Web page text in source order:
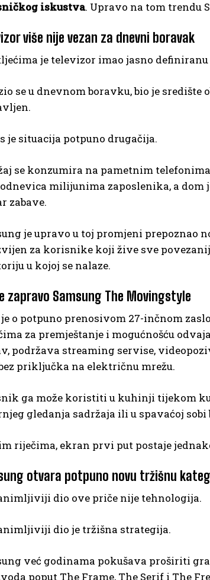
iskustva. Upravo na tom trendu
više nije vezan za dnevni boravak
je televizor imao jasno definiranu
se u dnevnom boravku, bio je
je situacija potpuno drugačija.
se konzumira na pametnim
milijunima zaposlenika, a dom
zabave.
je upravo u toj promjeni
za korisnike koji žive sve
u kojoj se nalaze.
zapravo Samsung The Movingstyle
je o potpuno prenosivom 27-inčnom
za premještanje i mogućnošću
podržava streaming servise,
priključka na električnu mrežu.
ga može koristiti u kuhinji tijekom
gledanja sadržaja ili u spavaćoj
riječima, ekran prvi put postaje
otvara potpuno novu tržišnu
dio ove priče nije tehnologija.
dio je tržišna strategija.
već godinama pokušava proširiti
poput The Frame, The Serif i The